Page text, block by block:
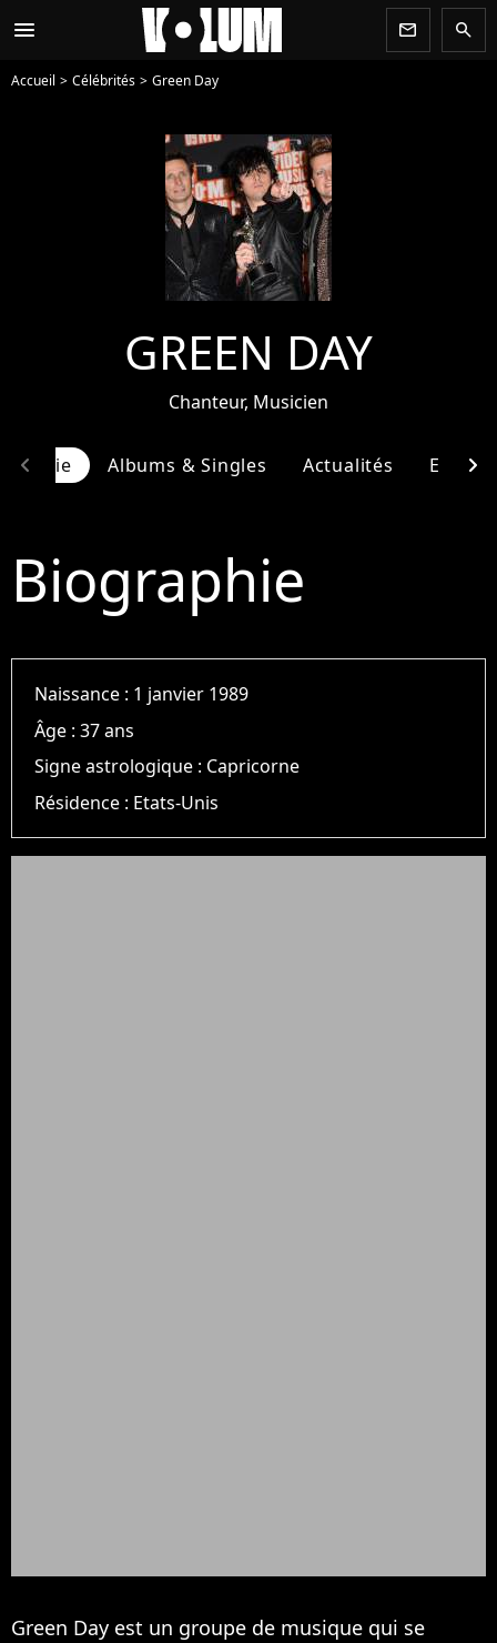
menu newsletter search
Accueil Célébrités Green Day
GREEN DAY
Chanteur, Musicien
Albums & Singles Actualités
chevron_left chevron_right
Biographie
Naissance : 1 janvier 1989
Âge :37 ans
Signe astrologique : Capricorne
Résidence : Etats-Unis
Green Day est un groupe de musique qui se